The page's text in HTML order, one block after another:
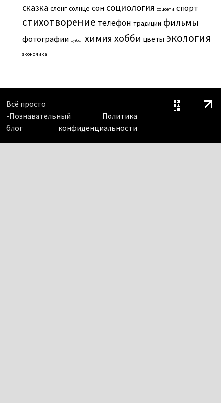
сказка сленг солнце сон социология соцсети спорт
стихотворение телефон традиции фильмы
фотографии футбол химия хобби цветы экология
экономика
Всё просто
-Познавательный
блог
Политика
конфиденциальности